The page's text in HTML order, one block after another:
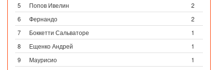
5
Попов Ивелин
2
6
Фернандо
2
7
Боккетти Сальваторе
1
8
Ещенко Андрей
1
9
Маурисио
1